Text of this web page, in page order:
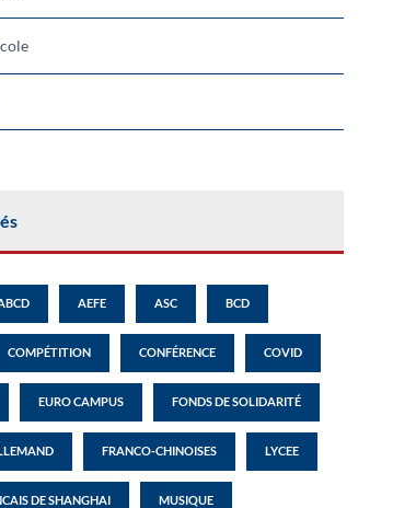
AEFE ASC BCD
COMPÉTITION CONFÉRENCE COVID
EURO CAMPUS FONDS DE SOLIDARITÉ
FRANCO-CHINOISES LYCEE
DE SHANGHAI MUSIQUE